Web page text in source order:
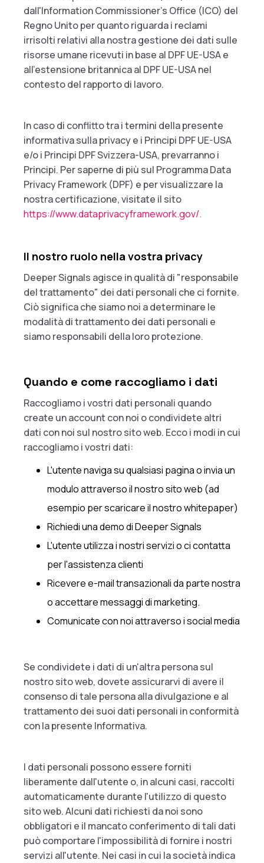
dall'Information Commissioner's Office (ICO) del
Regno Unito per quanto riguarda i reclami
irrisolti relativi alla nostra gestione dei dati sulle
risorse umane ricevuti in base al DPF UE-USA e
all'estensione britannica al DPF UE-USA nel
contesto del rapporto di lavoro.
In caso di conflitto tra i termini della presente
informativa sulla privacy e i Principi DPF UE-USA
e/o i Principi DPF Svizzera-USA, prevarranno i
Principi. Per saperne di più sul Programma Data
Privacy Framework (DPF) e per visualizzare la
nostra certificazione, visitate il sito
https://www.dataprivacyframework.gov/.
Il nostro ruolo nella vostra privacy
Deeper Signals agisce in qualità di "responsabile
del trattamento" dei dati personali che ci fornite.
Ciò significa che siamo noi a determinare le
modalità di trattamento dei dati personali e
siamo responsabili della loro protezione.
Quando e come raccogliamo i dati
Raccogliamo i vostri dati personali quando
create un account con noi o condividete altri
dati con noi sul nostro sito web. Ecco i modi in cui
raccogliamo i vostri dati:
L'utente naviga su qualsiasi pagina o invia un
modulo attraverso il nostro sito web (ad
esempio per scaricare il nostro whitepaper)
Richiedi una demo di Deeper Signals
L'utente utilizza i nostri servizi o ci contatta
per l'assistenza clienti
Ricevere e-mail transazionali da parte nostra
o accettare messaggi di marketing.
Comunicate con noi attraverso i social media
Se condividete i dati di un'altra persona sul
nostro sito web, dovete assicurarvi di avere il
consenso di tale persona alla divulgazione e al
trattamento dei suoi dati personali in conformità
con la presente Informativa.
I dati personali possono essere forniti
liberamente dall'utente o, in alcuni casi, raccolti
automaticamente durante l'utilizzo di questo
sito web. Alcuni dati richiesti da noi sono
obbligatori e il mancato conferimento di tali dati
può comportare l'impossibilità di fornire i nostri
servizi all'utente. Nei casi in cui la società indica